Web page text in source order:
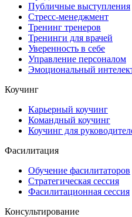
Публичные выступления
Стресс-менеджмент
Тренинг тренеров
Тренинги для врачей
Уверенность в себе
Управление персоналом
Эмоциональный
Коучинг
Карьерный коучинг
Командный коучинг
Коучинг для
Фасилитация
Обучение фасилитаторов
Стратегическая сессия
Фасилитационная сессия
Консультирование